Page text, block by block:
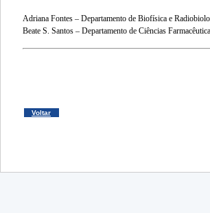
Adriana Fontes – Departamento de Biofísica e
Beate S. Santos – Departamento de Ciências
Voltar